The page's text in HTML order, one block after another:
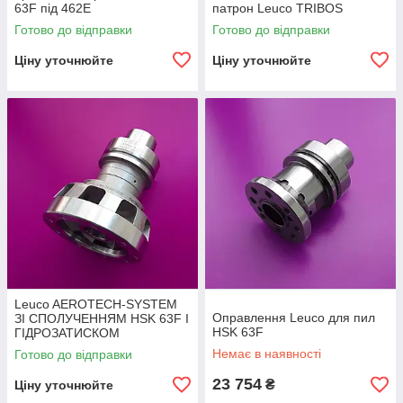
63F під 462E
Готово до відправки
Ціну уточнюйте
патрон Leuco TRIBOS
Готово до відправки
Ціну уточнюйте
Leuco AEROTECH-SYSTEM
ЗІ СПОЛУЧЕННЯМ HSK 63F І
ГІДРОЗАТИСКОМ
Готово до відправки
Ціну уточнюйте
Оправлення Leuco для пил
HSK 63F
Немає в наявності
23 754 ₴